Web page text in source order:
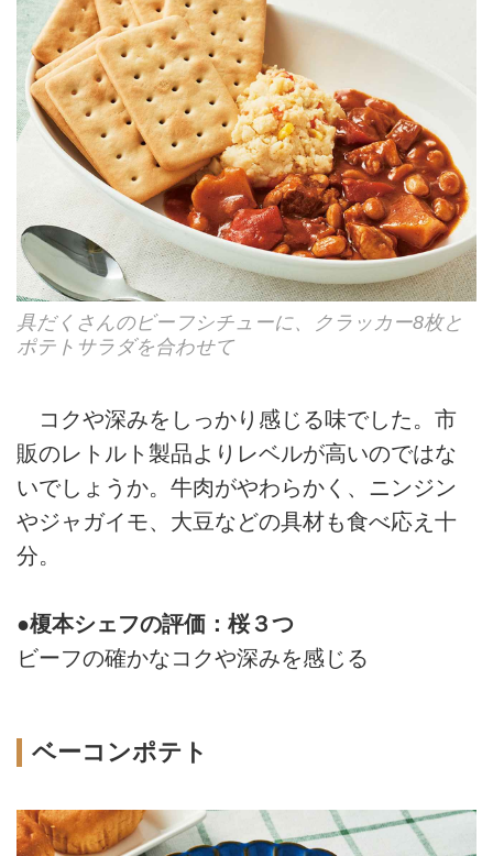
具だくさんのビーフシチューに、クラッカー8枚と
ポテトサラダを合わせて
コクや深みをしっかり感じる味でした。市
販のレトルト製品よりレベルが高いのではな
いでしょうか。牛肉がやわらかく、ニンジン
やジャガイモ、大豆などの具材も食べ応え十
分。
●榎本シェフの評価：桜３つ
ビーフの確かなコクや深みを感じる
ベーコンポテト